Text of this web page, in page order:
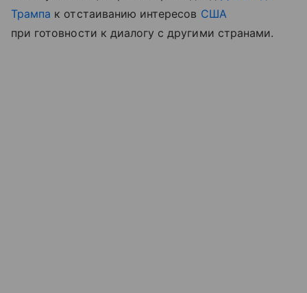
Трампа к отстаиванию интересов США
при готовности к диалогу с другими странами.